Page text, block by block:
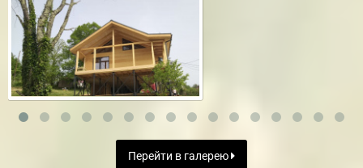
Перейти в галерею